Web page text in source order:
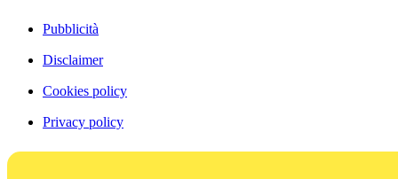
Pubblicità
Disclaimer
Cookies policy
Privacy policy